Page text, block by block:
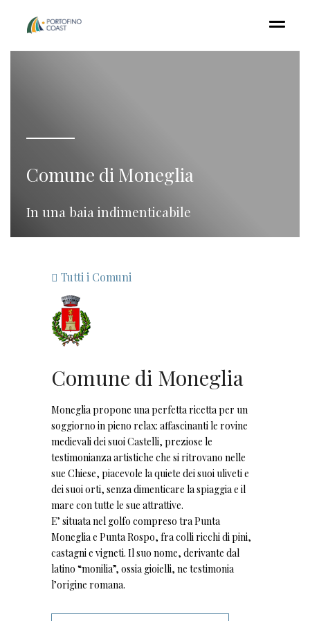
Comune di Moneglia
In una baia indimenticabile
Tutti i Comuni
Comune di Moneglia
Moneglia propone una perfetta ricetta per un
soggiorno in pieno relax: affascinanti le rovine
medievali dei suoi Castelli, preziose le
testimonianza artistiche che si ritrovano nelle
sue Chiese, piacevole la quiete dei suoi uliveti e
dei suoi orti, senza dimenticare la spiaggia e il
mare con tutte le sue attrattive.
E’ situata nel golfo compreso tra Punta
Moneglia e Punta Rospo, fra colli ricchi di pini,
castagni e vigneti. Il suo nome, derivante dal
latino “monilia”, ossia gioielli, ne testimonia
l’origine romana.